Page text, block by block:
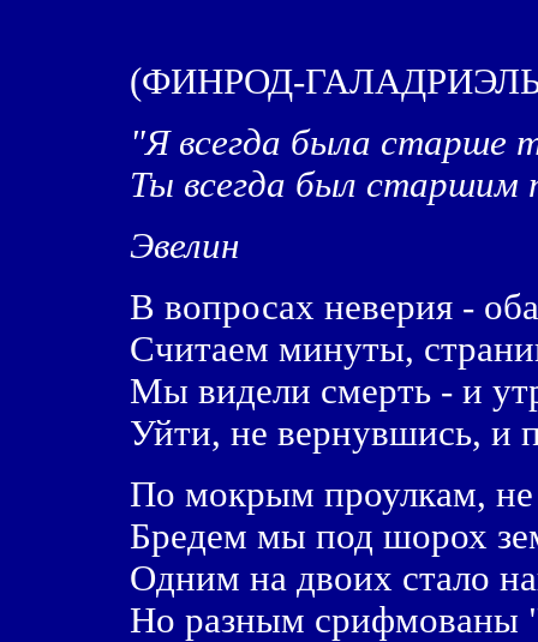
(ФИНРОД-
"Я всегда была старше
Ты всегда был старшим
Эвелин
В вопросах неверия -
Считаем минуты,
Мы видели смерть - и
Уйти, не вернувшись, и
По мокрым проулкам,
Бредем мы под шорох
Одним на двоих стало
Но разным срифмованы